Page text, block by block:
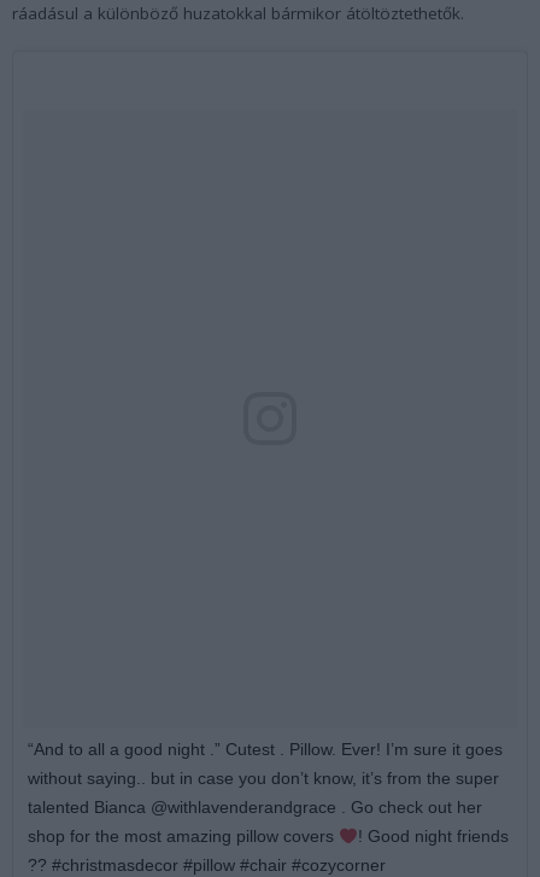
ráadásul a különböző huzatokkal bármikor átöltöztethetők.
“And to all a good night .” Cutest . Pillow. Ever! I’m sure it goes
without saying.. but in case you don’t know, it’s from the super
talented Bianca @withlavenderandgrace . Go check out her
shop for the most amazing pillow covers
! Good night friends
?? #christmasdecor #pillow #chair #cozycorner